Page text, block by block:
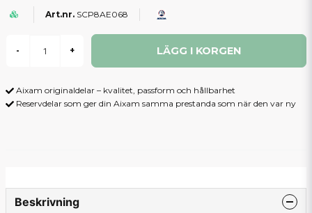
SCP8AE068
- + LÄGG I KORGEN
Aixam originaldelar – kvalitet, passform och hållbarhet
Reservdelar som ger din Aixam samma prestanda som när den var ny
Beskrivning